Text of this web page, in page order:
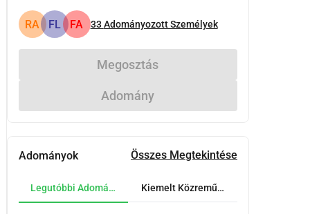
RA FL FA 33Adományozott Személyek
Megosztás
Adomány
Adományok Összes Megtekintése
Legutóbbi Adományok Kiemelt Közreműködők